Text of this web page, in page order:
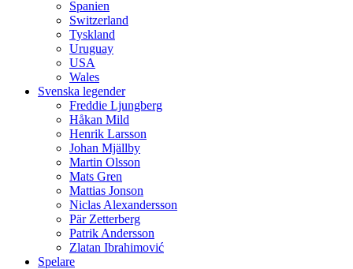
Spanien
Switzerland
Tyskland
Uruguay
USA
Wales
Svenska legender
Freddie Ljungberg
Håkan Mild
Henrik Larsson
Johan Mjällby
Martin Olsson
Mats Gren
Mattias Jonson
Niclas Alexandersson
Pär Zetterberg
Patrik Andersson
Zlatan Ibrahimović
Spelare